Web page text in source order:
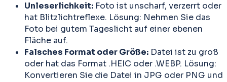
Unleserlichkeit: Foto ist unscharf, verzerrt oder
hat Blitzlichtreflexe. Lösung: Nehmen Sie das
Foto bei gutem Tageslicht auf einer ebenen
Fläche auf.
Falsches Format oder Größe: Datei ist zu groß
oder hat das Format .HEIC oder .WEBP. Lösung:
Konvertieren Sie die Datei in JPG oder PNG und